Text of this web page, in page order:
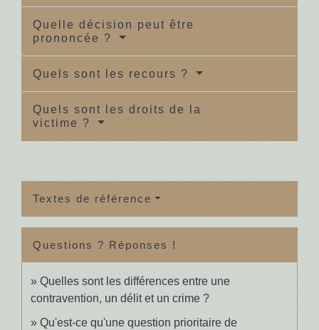
Quelle décision peut être
prononcée ?
Quels sont les recours ?
Quels sont les droits de la
victime ?
Textes de référence
Questions ? Réponses !
Quelles sont les différences entre une
contravention, un délit et un crime ?
Qu'est-ce qu'une question prioritaire de